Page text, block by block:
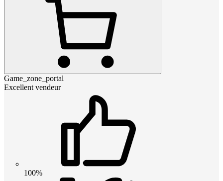
Game_zone_portal
Excellent vendeur
100%